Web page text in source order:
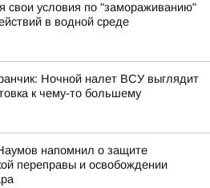
свои условия по "замораживанию"
в водной среде
Ночной налет ВСУ выглядит
к чему-то большему
напомнил о защите
переправы и освобождении